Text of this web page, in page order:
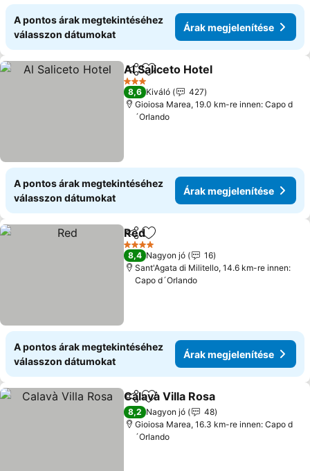
A pontos árak megtekintéséhez
válasszon dátumokat
Árak megjelenítése
Megosztás
Hozzáadás a kedvencekhez
Al Saliceto Hotel
3 Kategória
8,6 Kiváló
427
Gioiosa Marea, 19.0 km-re innen: Capo d
´Orlando
A pontos árak megtekintéséhez
válasszon dátumokat
Árak megjelenítése
MegosztásHozzáadás a kedvencekhez
Red
4 Kategória
8,4 Nagyon jó
16
Sant'Agata di Militello, 14.6 km-re innen:
Capo d´Orlando
A pontos árak megtekintéséhez
válasszon dátumokat
Árak megjelenítése
Megosztás
Hozzáadás a kedvencekhez
Calavà Villa Rosa
8,2 Nagyon jó
48
Gioiosa Marea, 16.3 km-re innen: Capo d
´Orlando